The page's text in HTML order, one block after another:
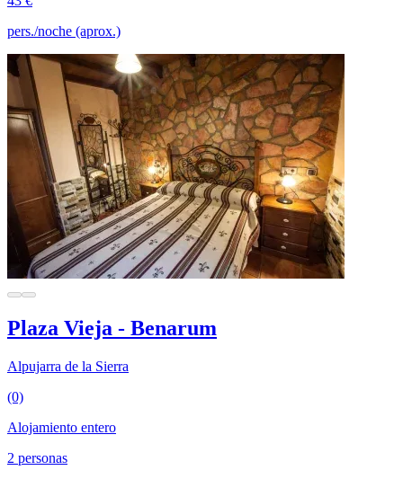
pers./noche (aprox.)
Plaza Vieja - Benarum
Alpujarra de la Sierra
(0)
Alojamiento entero
2 personas